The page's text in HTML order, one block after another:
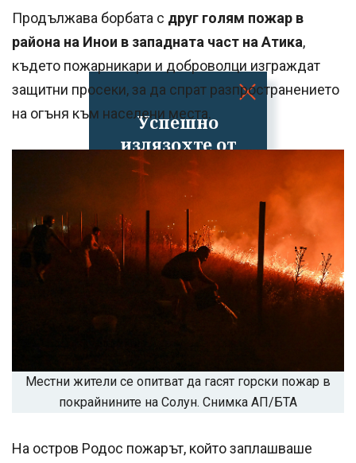
Успешно
излязохте от
профила си!
Продължава борбата с друг голям пожар в
района на Инои в западната част на Атика,
където пожарникари и доброволци изграждат
защитни просеки, за да спрат разпространението
на огъня към населени места.
Местни жители се опитват да гасят горски пожар в
покрайнините на Солун. Снимка АП/БТА
На остров Родос пожарът, който заплашваше